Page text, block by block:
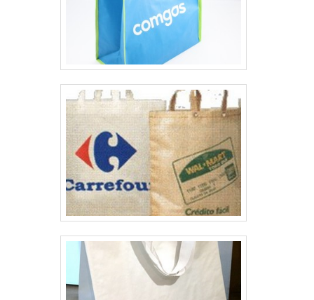
de ráfia laminada. Os clientes encontram
itens como sacaria para entulho e big bags
para reciclagem.Isso se deve ao fato de ser
uma empresa comprometida com seus
características possíveis pelo fato de a
companhia ter escritório de alta qualidade
onde são realizadas as atividades e
equipamentos de última geração. Tudo isso,
somado à performance de uma equipe
multidisciplinar de consultores associados e
profissionais com vasta experiência na área
de atuação, fecha todo o ciclo de entrega
com excelência para toda a carteira de